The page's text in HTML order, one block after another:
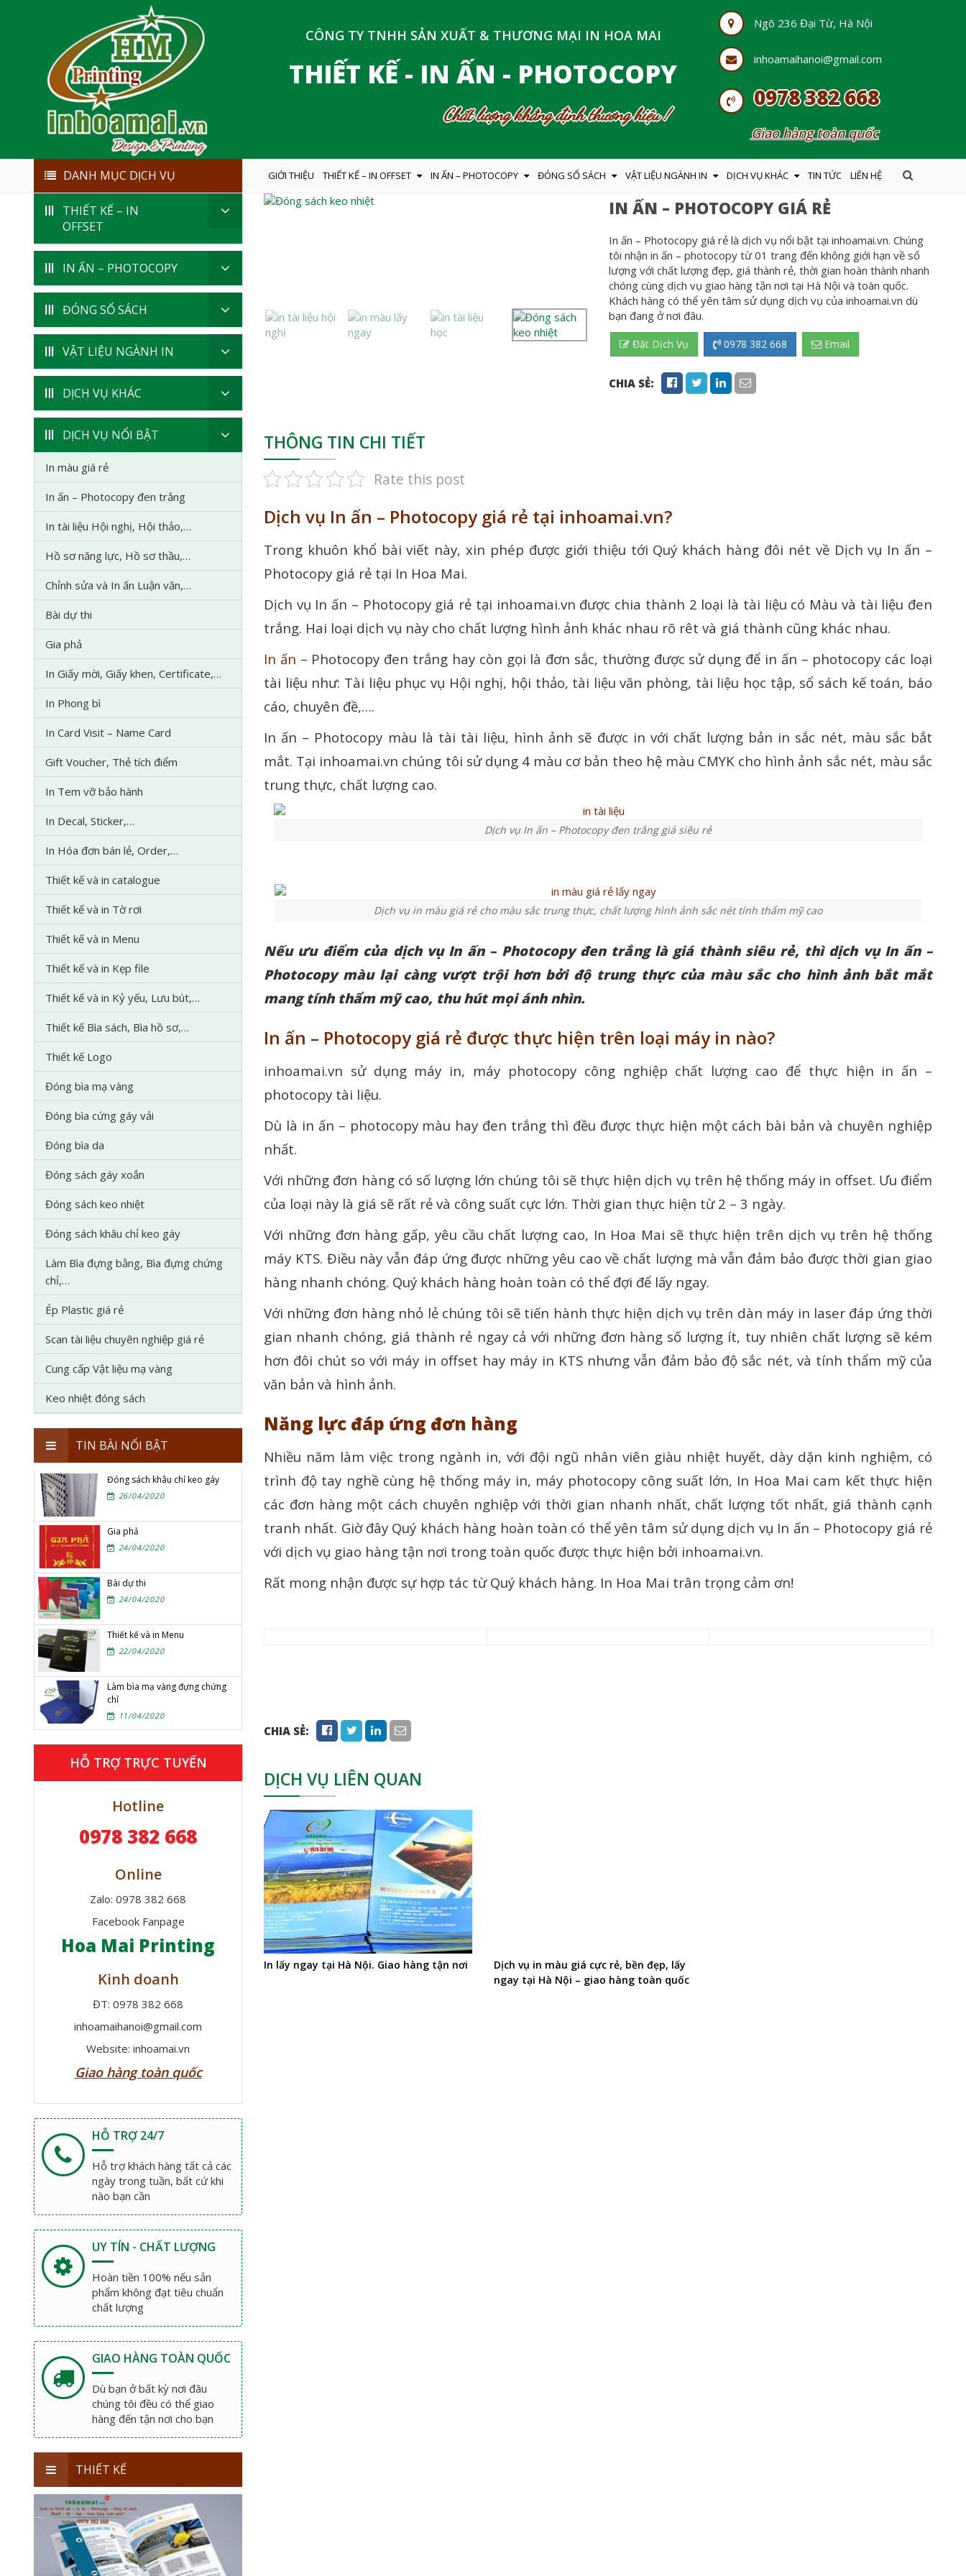
CÔNG TY TNHH SẢN XUẤT & THƯƠNG MẠI IN HOA MAI
THIẾT KẾ - IN ẤN - PHOTOCOPY
Chất lượng khẳng định thương hiệu !
Ngõ 236 Đại Từ, Hà Nội
inhoamaihanoi@gmail.com
0978 382 668
Giao hàng toàn quốc
DANH MỤC DỊCH VỤ GIỚI THIỆU THIẾT KẾ – IN OFFSET IN ẤN – PHOTOCOPY ĐÓNG SỔ SÁCH VẬT LIỆU NGÀNH IN DỊCH VỤ KHÁC TIN TỨC LIÊN HỆ
THIẾT KẾ – IN
OFFSET
IN ẤN – PHOTOCOPY
ĐÓNG SỔ SÁCH
VẬT LIỆU NGÀNH IN
DỊCH VỤ KHÁC
DỊCH VỤ NỔI BẬT
In màu giá rẻ
In ấn – Photocopy đen trắng
In tài liệu Hội nghị, Hội thảo,…
Hồ sơ năng lực, Hồ sơ thầu,…
Chỉnh sửa và In ấn Luận văn,…
Bài dự thi
Gia phả
In Giấy mời, Giấy khen, Certificate,…
In Phong bì
In Card Visit – Name Card
Gift Voucher, Thẻ tích điểm
In Tem vỡ bảo hành
In Decal, Sticker,…
In Hóa đơn bán lẻ, Order,…
Thiết kế và in catalogue
Thiết kế và in Tờ rơi
Thiết kế và in Menu
Thiết kế và in Kẹp file
Thiết kế và in Kỷ yếu, Lưu bút,…
Thiết kế Bìa sách, Bìa hồ sơ,…
Thiết kế Logo
Đóng bìa mạ vàng
Đóng bìa cứng gáy vải
Đóng bìa da
Đóng sách gáy xoắn
Đóng sách keo nhiệt
Đóng sách khâu chỉ keo gáy
Làm Bìa đựng bằng, Bìa đựng chứng
chỉ,…
Ép Plastic giá rẻ
Scan tài liệu chuyên nghiệp giá rẻ
Cung cấp Vật liệu mạ vàng
Keo nhiệt đóng sách
TIN BÀI NỔI BẬT
Đóng sách khâu chỉ keo gáy
26/04/2020
Gia phả
24/04/2020
Bài dự thi
24/04/2020
Thiết kế và in Menu
22/04/2020
Làm bìa mạ vàng đựng chứng
chỉ
11/04/2020
HỖ TRỢ TRỰC TUYẾN
Hotline
0978 382 668
Online
Zalo: 0978 382 668
Facebook Fanpage
Hoa Mai Printing
Kinh doanh
ĐT: 0978 382 668
inhoamaihanoi@gmail.com
Website: inhoamai.vn
Giao hàng toàn quốc
HỖ TRỢ 24/7
Hỗ trợ khách hàng tất cả các
ngày trong tuần, bất cứ khi
nào bạn cần
UY TÍN - CHẤT LƯỢNG
Hoàn tiền 100% nếu sản
phẩm không đạt tiêu chuẩn
chất lượng
GIAO HÀNG TOÀN QUỐC
Dù bạn ở bất kỳ nơi đâu
chúng tôi đều có thể giao
hàng đến tận nơi cho bạn
THIẾT KẾ
IN ẤN – PHOTOCOPY GIÁ RẺ
In ấn – Photocopy giá rẻ là dịch vụ nổi bật tại inhoamai.vn. Chúng
tôi nhận in ấn – photocopy từ 01 trang đến không giới hạn về số
lượng với chất lượng đẹp, giá thành rẻ, thời gian hoàn thành nhanh
chóng cùng dịch vụ giao hàng tận nơi tại Hà Nội và toàn quốc.
Khách hàng có thể yên tâm sử dụng dịch vụ của inhoamai.vn dù
bạn đang ở nơi đâu.
Đặt Dịch Vụ 0978 382 668 Email
CHIA SẺ:
THÔNG TIN CHI TIẾT
Rate this post
Dịch vụ In ấn – Photocopy giá rẻ tại inhoamai.vn?
Trong khuôn khổ bài viết này, xin phép được giới thiệu tới Quý khách hàng đôi nét về Dịch vụ In ấn –
Photocopy giá rẻ tại In Hoa Mai.
Dịch vụ In ấn – Photocopy giá rẻ tại inhoamai.vn được chia thành 2 loại là tài liệu có Màu và tài liệu đen
trắng. Hai loại dịch vụ này cho chất lượng hình ảnh khác nhau rõ rêt và giá thành cũng khác nhau.
In ấn – Photocopy đen trắng hay còn gọi là đơn sắc, thường được sử dụng để in ấn – photocopy các loại
tài liệu như: Tài liệu phục vụ Hội nghị, hội thảo, tài liệu văn phòng, tài liệu học tập, sổ sách kế toán, báo
cáo, chuyên đề,….
In ấn – Photocopy màu là tài tài liệu, hình ảnh sẽ được in với chất lượng bản in sắc nét, màu sắc bắt
mắt. Tại inhoamai.vn chúng tôi sử dụng 4 màu cơ bản theo hệ màu CMYK cho hình ảnh sắc nét, màu sắc
trung thực, chất lượng cao.
Dịch vụ In ấn – Photocopy đen trắng giá siêu rẻ
Dịch vụ in màu giá rẻ cho màu sắc trung thực, chất lượng hình ảnh sắc nét tính thẩm mỹ cao
Nếu ưu điểm của dịch vụ In ấn – Photocopy đen trắng là giá thành siêu rẻ, thì dịch vụ In ấn –
Photocopy màu lại càng vượt trội hơn bởi độ trung thực của màu sắc cho hình ảnh bắt mắt
mang tính thẩm mỹ cao, thu hút mọi ánh nhìn.
In ấn – Photocopy giá rẻ được thực hiện trên loại máy in nào?
inhoamai.vn sử dụng máy in, máy photocopy công nghiệp chất lượng cao để thực hiện in ấn –
photocopy tài liệu.
Dù là in ấn – photocopy màu hay đen trắng thì đều được thực hiện một cách bài bản và chuyên nghiệp
nhất.
Với những đơn hàng có số lượng lớn chúng tôi sẽ thực hiện dịch vụ trên hệ thống máy in offset. Ưu điểm
của loại này là giá sẽ rất rẻ và công suất cực lớn. Thời gian thực hiện từ 2 – 3 ngày.
Với những đơn hàng gấp, yêu cầu chất lượng cao, In Hoa Mai sẽ thực hiện trên dịch vụ trên hệ thống
máy KTS. Điều này vẫn đáp ứng được những yêu cao về chất lượng mà vẫn đảm bảo được thời gian giao
hàng nhanh chóng. Quý khách hàng hoàn toàn có thể đợi để lấy ngay.
Với những đơn hàng nhỏ lẻ chúng tôi sẽ tiến hành thực hiện dịch vụ trên dàn máy in laser đáp ứng thời
gian nhanh chóng, giá thành rẻ ngay cả với những đơn hàng số lượng ít, tuy nhiên chất lượng sẽ kém
hơn đôi chút so với máy in offset hay máy in KTS nhưng vẫn đảm bảo độ sắc nét, và tính thẩm mỹ của
văn bản và hình ảnh.
Năng lực đáp ứng đơn hàng
Nhiều năm làm việc trong ngành in, với đội ngũ nhân viên giàu nhiệt huyết, dày dặn kinh nghiệm, có
trình độ tay nghề cùng hệ thống máy in, máy photocopy công suất lớn, In Hoa Mai cam kết thực hiện
các đơn hàng một cách chuyên nghiệp với thời gian nhanh nhất, chất lượng tốt nhất, giá thành cạnh
tranh nhất. Giờ đây Quý khách hàng hoàn toàn có thể yên tâm sử dụng dịch vụ In ấn – Photocopy giá rẻ
với dịch vụ giao hàng tận nơi trong toàn quốc được thực hiện bởi inhoamai.vn.
Rất mong nhận được sự hợp tác từ Quý khách hàng. In Hoa Mai trân trọng cảm ơn!
CHIA SẺ:
DỊCH VỤ LIÊN QUAN
In lấy ngay tại Hà Nội. Giao hàng tận nơi
Dịch vụ in màu giá cực rẻ, bền đẹp, lấy
ngay tại Hà Nội – giao hàng toàn quốc